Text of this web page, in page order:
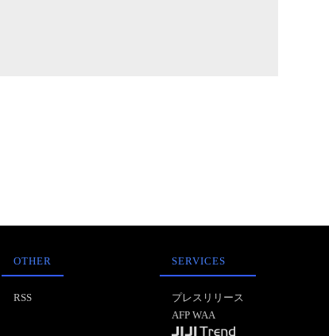
OTHER
RSS
SERVICES
プレスリリース
AFP WAA